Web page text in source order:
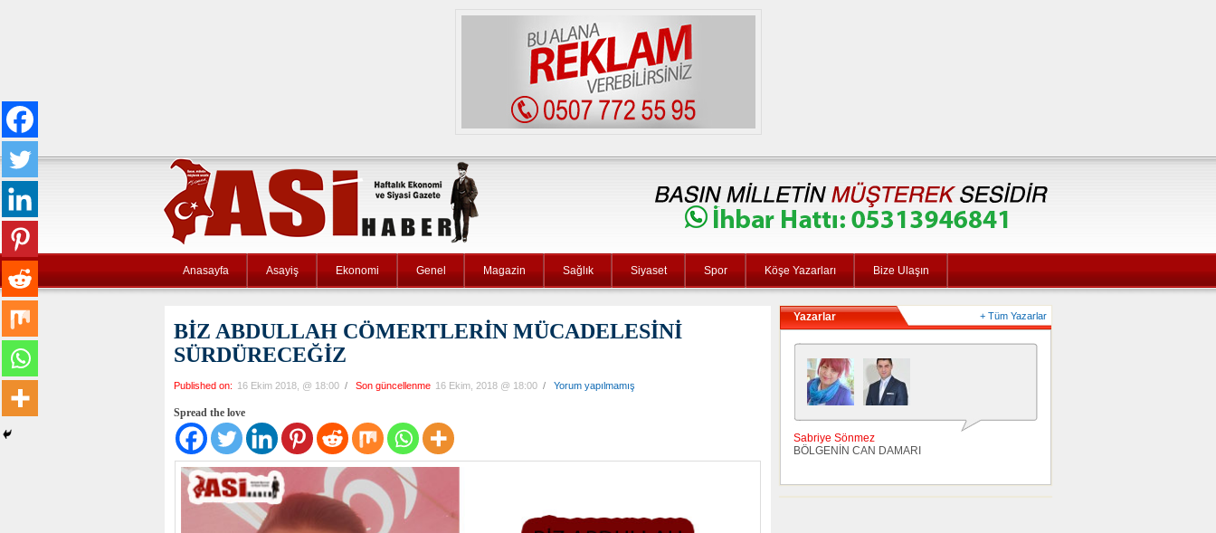
Anasayfa Asayiş Ekonomi Genel Magazin Sağlık Siyaset Spor Köşe Yazarları Bize Ulaşın
BİZ ABDULLAH CÖMERTLERİN MÜCADELESİNİ
SÜRDÜRECEĞİZ
Published on: 16 Ekim 2018, @ 18:00 / Son güncellenme 16 Ekim, 2018 @ 18:00 / Yorum yapılmamış
Spread the love
Yazarlar + Tüm Yazarlar
Sabriye Sönmez
BÖLGENİN CAN DAMARI